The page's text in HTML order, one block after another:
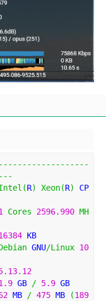
(R) Xeon(R)
CP
Cores 2596.990 MH
KB
GNU/Linux 10
. 12
GB / 5.9 GB
MB / 475 MB (189